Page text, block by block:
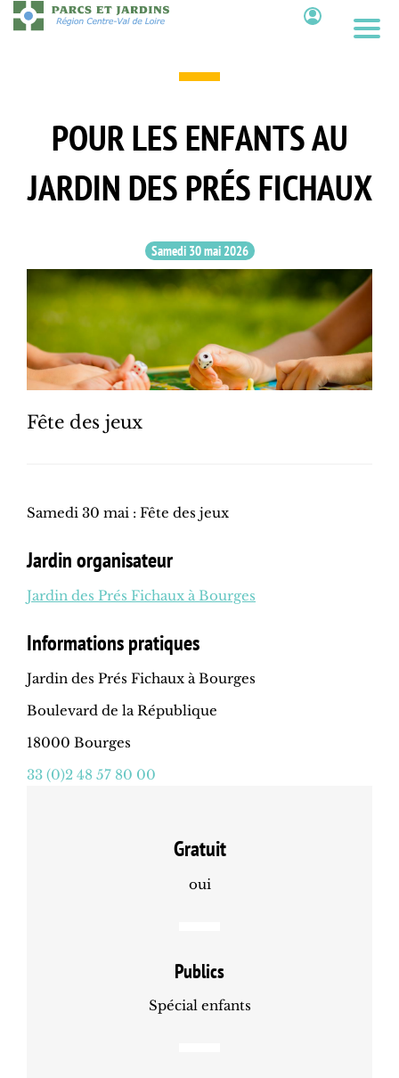
Aller
au
POUR LES ENFANTS AU
JARDIN DES PRÉS FICHAUX
Samedi 30 mai 2026
Fête des jeux
Samedi 30 mai : Fête des jeux
Jardin organisateur
Jardin des Prés Fichaux à Bourges
Informations pratiques
Jardin des Prés Fichaux à Bourges
Boulevard de la République
18000 Bourges
33 (0)2 48 57 80 00
Gratuit
oui
Publics
Spécial enfants